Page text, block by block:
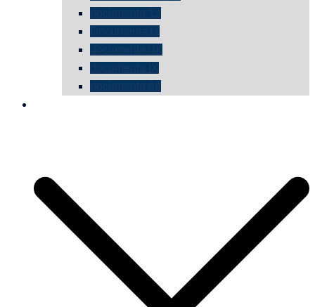
documenta 12
Documenta11
documenta dX
documenta IX
documenta d8